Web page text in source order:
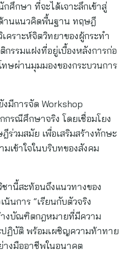
ศึกษา ที่จะได้เจาะลึกเข้าสู่
านแนวคิดพื้นฐาน ทฤษฎี
คราะห์จิตวิทยาของผู้กระทำ
กรรมแฝงที่อยู่เบื้องหลังการก่อ
ษผ่านมุมมองของกระบวนการ
มีการจัด Workshop
กรณีศึกษาจริง โดยเชื่อมโยง
ร่วมสมัย เพื่อเสริมสร้างทักษะ
เข้าใจในบริบทของสังคม
านี้สะท้อนถึงแนวทางของ
นการ “เรียนกับตัวจริง
างบัณฑิตกฎหมายที่มีความ
ฏิบัติ พร้อมเผชิญความท้าทาย
งมืออาชีพในอนาคต